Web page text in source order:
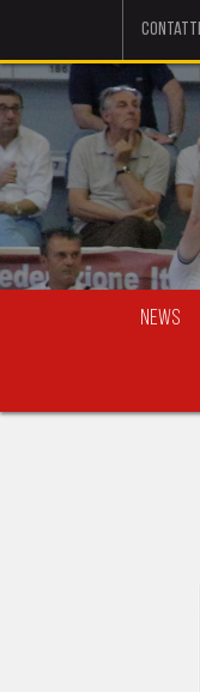
Contatti
News